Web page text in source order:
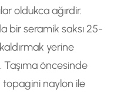
oldukca ağırdir.
bir seramik saksı 25-
yerine
öncesinde
topagini naylon ile